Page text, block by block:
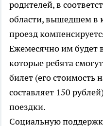
родителей, в
области, вышедшем в
проезд
Ежемесячно им будет
которые ребята
билет (его стоимость
составляет 150
поездки.
Социальную